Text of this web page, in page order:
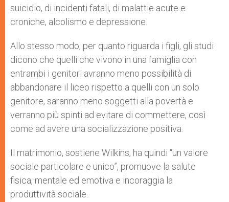
suicidio, di incidenti fatali, di malattie acute e
croniche, alcolismo e depressione.
Allo stesso modo, per quanto riguarda i figli, gli studi
dicono che quelli che vivono in una famiglia con
entrambi i genitori avranno meno possibilità di
abbandonare il liceo rispetto a quelli con un solo
genitore, saranno meno soggetti alla povertà e
verranno più spinti ad evitare di commettere, così
come ad avere una socializzazione positiva.
Il matrimonio, sostiene Wilkins, ha quindi “un valore
sociale particolare e unico”, promuove la salute
fisica, mentale ed emotiva e incoraggia la
produttività sociale.